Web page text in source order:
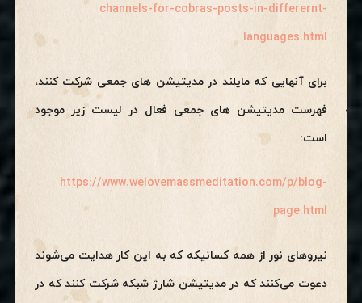
channels-for-cobras-posts-in-differernt-
languages.html
برای آنهایی که مایلند در مدیتیشن های جمعی شرکت کنند،
فهرست مدیتیشن های جمعی فعال در لیست زیر موجود
است:
https://www.welovemassmeditation.com/p/blog-
page.html
نیروهای نور از همه کسانیکه که به این کار هدایت می‌شوند
دعوت می‌کنند که در مدیتیشن شارژ شبکه شرکت کنند که در